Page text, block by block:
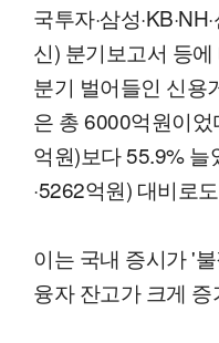
국투자·삼성
신) 분기보고서 등
분기 벌어들인 신용
은 총 6000억원이
억원)보다 55.9%
·5262억원) 대비로
이는 국내 증시가 '
융자 잔고가 크게